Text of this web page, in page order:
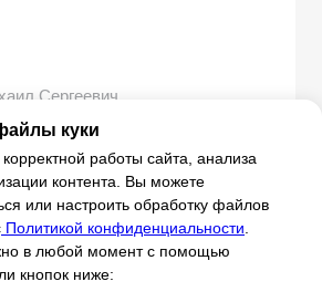
куки
работы сайта, анализа
контента. Вы можете
или настроить обработку файлов
Политикой конфиденциальности
в любой момент с помощью
кнопок ниже: